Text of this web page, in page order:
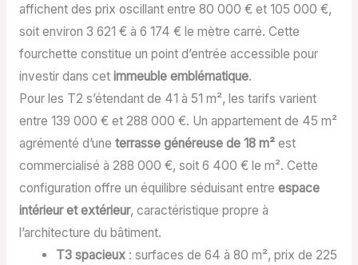
affichent des prix oscillant entre 80 000 € et 105 000 €,
soit environ 3 621 € à 6 174 € le mètre carré. Cette
fourchette constitue un point d’entrée accessible pour
investir dans cet immeuble emblématique.
Pour les T2 s’étendant de 41 à 51 m², les tarifs varient
entre 139 000 € et 288 000 €. Un appartement de 45 m²
agrémenté d’une terrasse généreuse de 18 m²est
commercialisé à 288 000 €, soit 6 400 € le m². Cette
configuration offre un équilibre séduisant entre espace
intérieur et extérieur, caractéristique propre à
l’architecture du bâtiment.
T3 spacieux : surfaces de 64 à 80 m², prix de 225